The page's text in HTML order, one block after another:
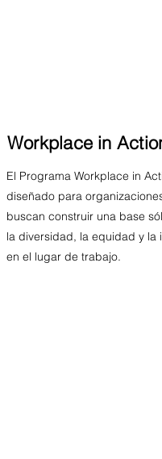
Workplace in
El Programa Workplace in
diseñado para
buscan construir una base
la diversidad, la equidad y la
en el lugar de trabajo.